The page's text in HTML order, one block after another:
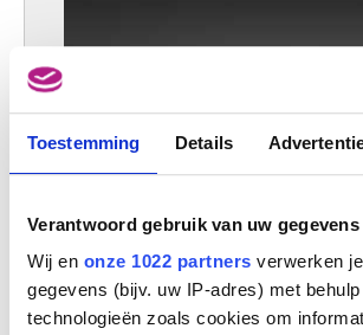
Toestemming Details
Verantwoord gebruik van uw gegevens
Wij en onze 1022 partners verwerken
gegevens (bijv. uw IP-adres) met
technologieën zoals cookies om
Bailly David
Leiden (Nederland) 1584 - 1657
Baj Enrico
Milaan (Italië) 1924 - Vergiate (Italië) 2003
Baldung Grien Hans
Straatsburg, Bas-Rhin (Frankrijk) 1545
Balestra Antonio
Verona (Italië) 1666 - 1740
Ballavoine Jules-Frédéric